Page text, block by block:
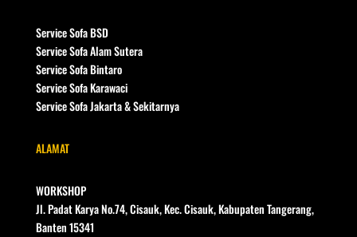
Service Sofa BSD
Service Sofa Alam Sutera
Service Sofa Bintaro
Service Sofa Karawaci
Service Sofa Jakarta & Sekitarnya
ALAMAT
WORKSHOP
Jl. Padat Karya No.74, Cisauk, Kec. Cisauk, Kabupaten Tangerang,
Banten 15341